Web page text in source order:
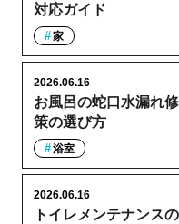
対応ガイド
家
お風呂の蛇口水漏れ
策の選び方
2026.06.16
浴室
トイレメンテナンス
2026.06.16